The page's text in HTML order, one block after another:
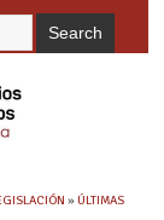
»ÚLTIMAS